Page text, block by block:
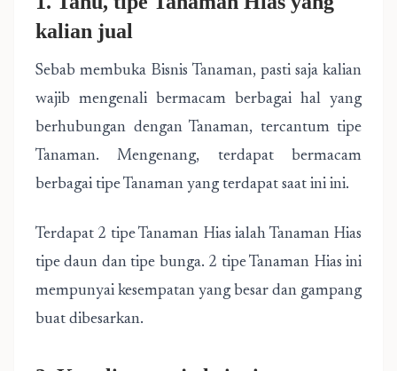
kalian jual
Sebab membuka Bisnis Tanaman, pasti saja kalian
wajib mengenali bermacam berbagai hal yang
berhubungan dengan Tanaman, tercantum tipe
Tanaman. Mengenang, terdapat bermacam
berbagai tipe Tanaman yang terdapat saat ini ini.
Terdapat 2 tipe Tanaman Hias ialah Tanaman Hias
tipe daun dan tipe bunga. 2 tipe Tanaman Hias ini
mempunyai kesempatan yang besar dan gampang
buat dibesarkan.